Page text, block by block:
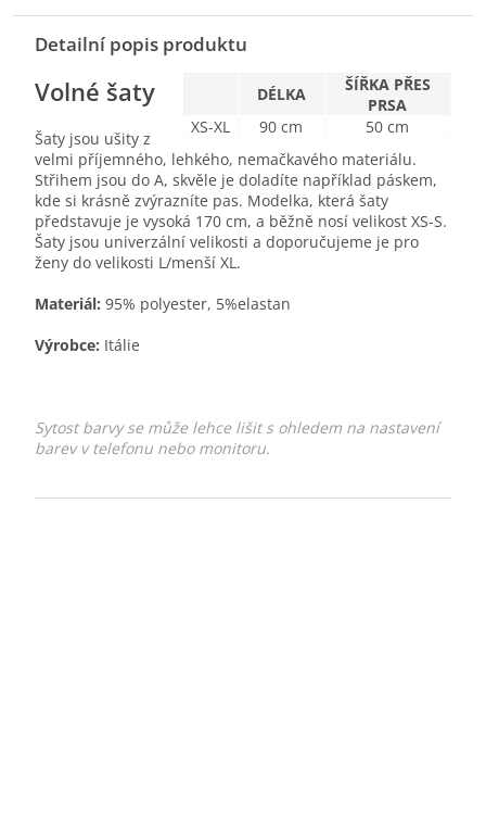
Detailní popis produktu
DÉLKA
ŠÍŘKA PŘES
PRSA
XS-XL
90 cm 50 cm
Volné šaty
Šaty jsou ušity z
velmi příjemného, lehkého, nemačkavého materiálu.
Střihem jsou do A, skvěle je doladíte například páskem,
kde si krásně zvýrazníte pas. Modelka, která šaty
představuje je vysoká 170 cm, a běžně nosí velikost XS-S.
Šaty jsou univerzální velikosti a doporučujeme je pro
ženy do velikosti L/menší XL.
Materiál: 95% polyester, 5%elastan
Výrobce: Itálie
Sytost barvy se může lehce lišit s ohledem na nastavení
barev v telefonu nebo monitoru.